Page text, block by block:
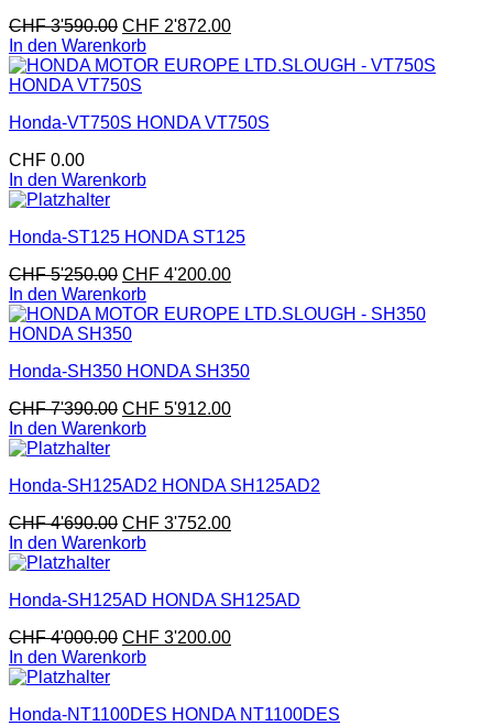
CHF3'590.00 CHF 2'872.00
In den Warenkorb
Honda-VT750S HONDA VT750S
CHF 0.00
In den Warenkorb
Honda-ST125 HONDA ST125
CHF5'250.00 CHF 4'200.00
In den Warenkorb
Honda-SH350 HONDA SH350
CHF7'390.00 CHF 5'912.00
In den Warenkorb
Honda-SH125AD2 HONDA SH125AD2
CHF4'690.00 CHF 3'752.00
In den Warenkorb
Honda-SH125AD HONDA SH125AD
CHF4'000.00 CHF 3'200.00
In den Warenkorb
Honda-NT1100DES HONDA NT1100DES